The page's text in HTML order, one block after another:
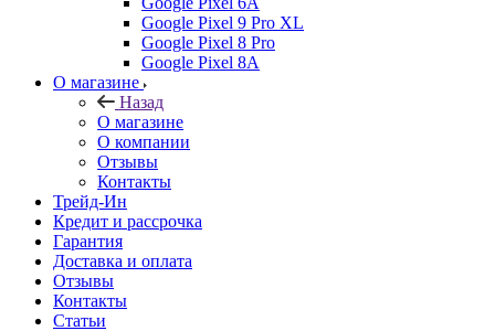
Google Pixel 9 Pro XL
Google Pixel 8 Pro
Google Pixel 8A
О магазине
Назад
О магазине
О компании
Отзывы
Контакты
Трейд-Ин
Кредит и рассрочка
Гарантия
Доставка и оплата
Отзывы
Контакты
Статьи